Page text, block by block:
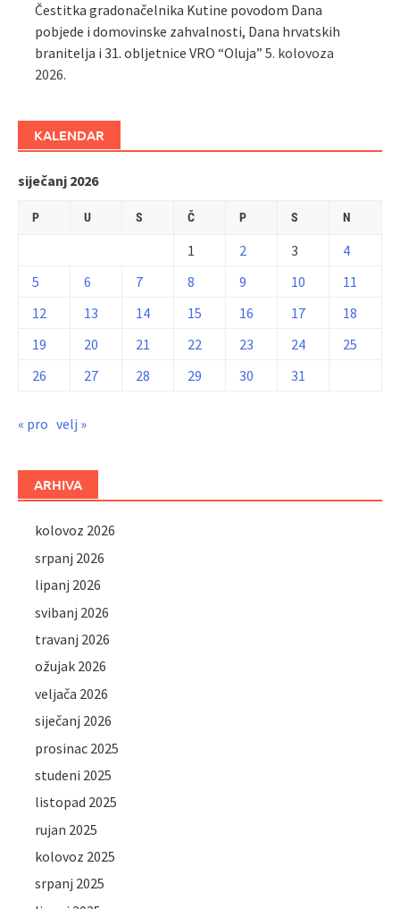
Čestitka gradonačelnika Kutine povodom Dana
pobjede i domovinske zahvalnosti, Dana hrvatskih
branitelja i 31. obljetnice VRO “Oluja” 5. kolovoza
2026.
KALENDAR
siječanj 2026
P U S Č P S N
1 2 3
4
5
6 7 8 9 10
11
12
13 14 15 16 17
18
19
20 21 22 23 24
25
26
27 28 29 30 31
« pro velj »
ARHIVA
kolovoz 2026
srpanj 2026
lipanj 2026
svibanj 2026
travanj 2026
ožujak 2026
veljača 2026
siječanj 2026
prosinac 2025
studeni 2025
listopad 2025
rujan 2025
kolovoz 2025
srpanj 2025